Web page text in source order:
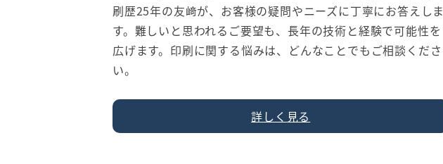
刷歴25年の友﨑が、お客様の疑問やニーズに丁寧にお答えしま
す。難しいと思われるご要望も、長年の技術と経験で可能性を
広げます。印刷に関する悩みは、どんなことでもご相談くださ
い。
詳しく見る